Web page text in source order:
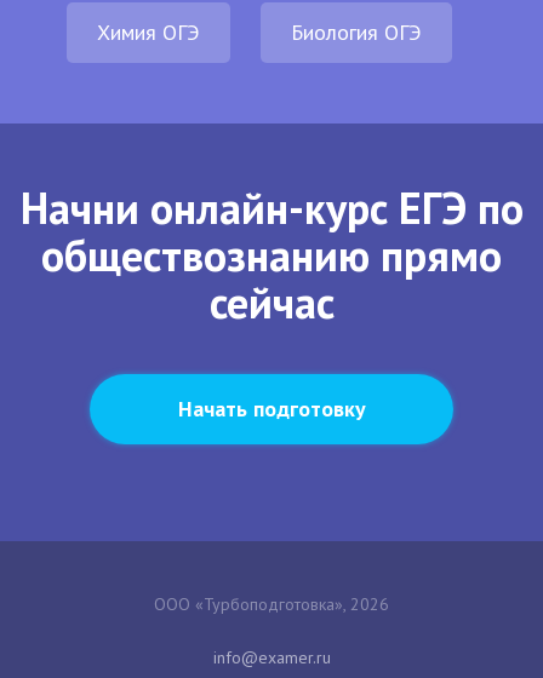
Химия ОГЭ Биология ОГЭ
Начни онлайн-курс ЕГЭ по
обществознанию прямо
сейчас
Начать подготовку
ООО «Турбоподготовка», 2026